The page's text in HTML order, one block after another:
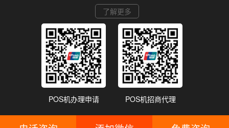
了解更多
POS机办理申请 POS机招商代理